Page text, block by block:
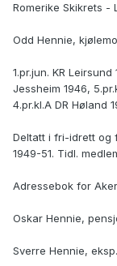
Romerike Skikrets -
Odd Hennie,
1.pr.jun. KR Leirsund
Jessheim 1946,
4.pr.kl.A DR Høland
Deltatt i fri-idrett og
1949-51. Tidl.
Adressebok for
Oskar Hennie,
Sverre Hennie,